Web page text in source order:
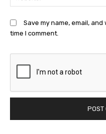
Save my name, email,
time I comment.